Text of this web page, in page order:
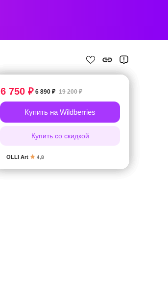
6 890 ₽
6 750 ₽ 19 200 ₽
Купить на Wildberries
Купить со скидкой
OLLI Art 4,8